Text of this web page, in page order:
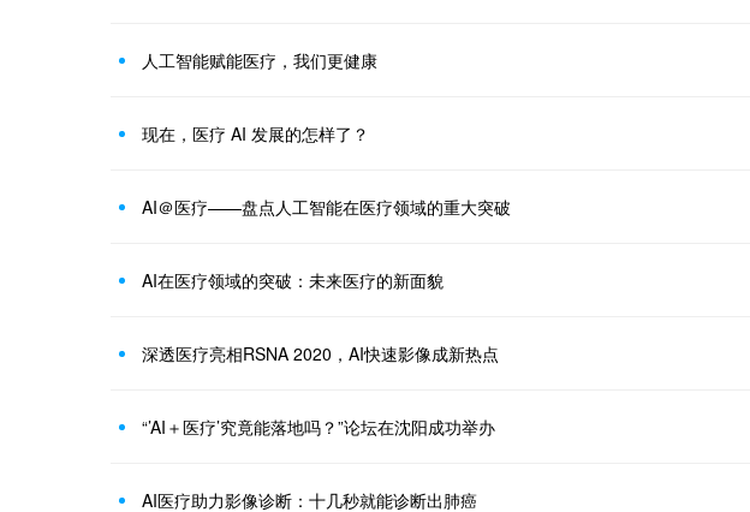
人工智能赋能医疗，我们更健康
现在，医疗 AI 发展的怎样了？
AI＠医疗——盘点人工智能在医疗领域的重大突破
AI在医疗领域的突破：未来医疗的新面貌
深透医疗亮相RSNA 2020，AI快速影像成新热点
“’AI＋医疗’究竟能落地吗？”论坛在沈阳成功举办
AI医疗助力影像诊断：十几秒就能诊断出肺癌